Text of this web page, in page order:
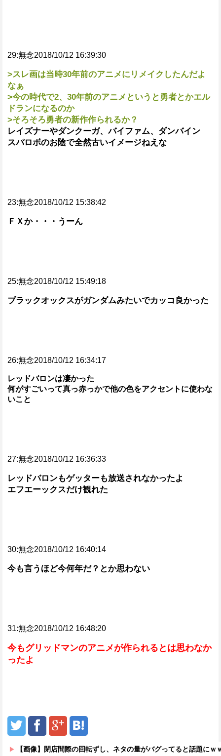
29:無念2018/10/12 16:39:30
>スレ画は当時30年前のアニメにリメイクしたんだよ
なぁ
>今の時代で2、30年前のアニメというと勇者とかエル
ドランになるのか
>そろそろ勇者の新作作られるか？
レイズナーやダンクーガ、バイファム、ダンバイン
スパロボのお陰で全然古いイメージねえな
23:無念2018/10/12 15:38:42
ＦＸか・・・うーん
25:無念2018/10/12 15:49:18
ブラックオックスがガンダムみたいでカッコ良かった
26:無念2018/10/12 16:34:17
レッドバロンは凄かった
何がすごいって真っ赤っかで他の色をアクセントに使わな
いこと
27:無念2018/10/12 16:36:33
レッドバロンもゲッターも放送されなかったよ
エフエーックスだけ観れた
30:無念2018/10/12 16:40:14
今も言うほど今何年だ？とか思わない
31:無念2018/10/12 16:48:20
今もグリッドマンのアニメが作られるとは思わなか
ったよ
【画像】閉店間際の回転ずし、ネタの量がバグってると話題にｗ